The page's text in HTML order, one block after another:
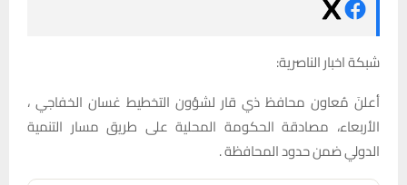
شبكة اخبار الناصرية:
أعلنَ مُعاون محافظ ذي قار لشؤون التخطيط غسان الخفاجي ،
الأربعاء، مصادقة الحكومة المحلية على طريق مسار التنمية
الدولي ضمن حدود المحافظة .